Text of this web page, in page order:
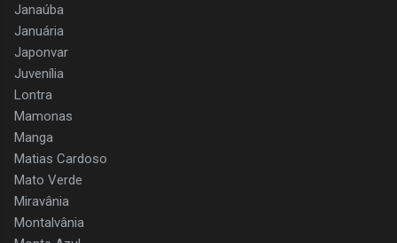
Janaúba
Januária
Japonvar
Juvenília
Lontra
Mamonas
Manga
Matias Cardoso
Mato Verde
Miravânia
Montalvânia